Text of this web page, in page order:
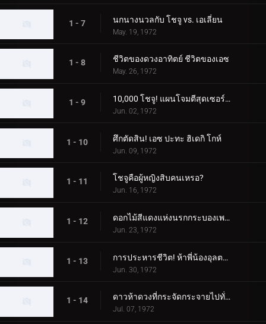
1 - 7 นกนางนวลกับ โชจู vs. เอเลี่ยน
May. 19, 1972
1 - 8 ชีวิตของดวงอาทิตย์ ชีวิตของเอซ
May. 26, 1972
1 - 9 10,000 โชจู! แผนโจมตีสุดเซอร์ไพรส์
Jun. 02, 1972
1 - 10 ศึกตัดสิน! เอซ ปะทะ ฮิเดกิ โกห์
Jun. 09, 1972
1 - 11 โชจูคือผู้หญิงสิบคนเหรอ?
Jun. 16, 1972
1 - 12 ดอกไม้สีแดงแห่งนรกกระบองเพชร
Jun. 23, 1972
1 - 13 การประหารชีวิต! ห้าพี่น้องอุลตร้า
Jun. 30, 1972
1 - 14 ดาวห้าดวงที่กระจัดกระจายไปทั่วกาแล็กซี
Jul. 07, 1972